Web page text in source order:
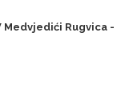
Medvjedići Rugvica -